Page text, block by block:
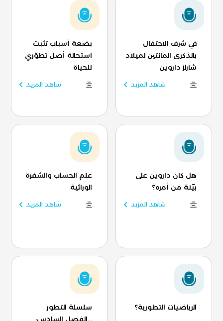
في شرف الاحتفال
بالذكرى المائتين لميلاد
شارلز داروين
شاهد المزيد
بضعة أسباب تثبت
استحالة أصل تطوّري
للحياة
شاهد المزيد
هل كان داروين على
بيّنة من أمره؟
شاهد المزيد
علم الحساب والشفرة
الوراثية
شاهد المزيد
الرياضيات التطورية؟
سلسلة التطور
...الفصل السادس: